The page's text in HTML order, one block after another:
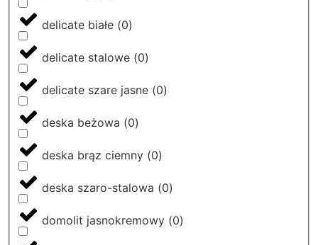
delicate białe (0)
delicate stalowe (0)
delicate szare jasne (0)
deska beżowa (0)
deska brąz ciemny (0)
deska szaro-stalowa (0)
domolit jasnokremowy (0)